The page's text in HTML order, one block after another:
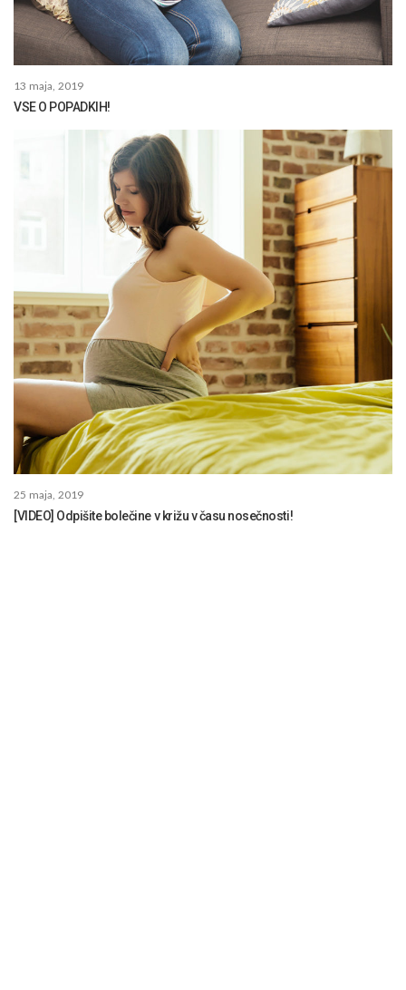
13 maja, 2019
VSE O POPADKIH!
25 maja, 2019
[VIDEO] Odpišite bolečine v križu v času nosečnosti!